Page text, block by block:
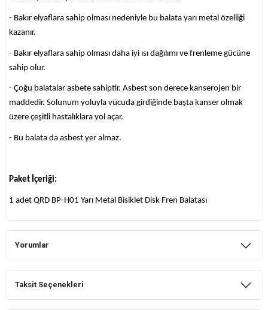
- Bakır elyaflara sahip olması nedeniyle bu balata yarı metal özelliği
kazanır.
- Bakır elyaflara sahip olması daha iyi ısı dağılımı ve frenleme gücüne
sahip olur.
- Çoğu balatalar asbete sahiptir. Asbest son derece kanserojen bir
maddedir. Solunum yoluyla vücuda girdiğinde başta kanser olmak
üzere çeşitli hastalıklara yol açar.
- Bu balata da asbest yer almaz.
Paket İçeriği:
1 adet QRD BP-H01 Yarı Metal Bisiklet Disk Fren Balatası
Yorumlar
Taksit Seçenekleri